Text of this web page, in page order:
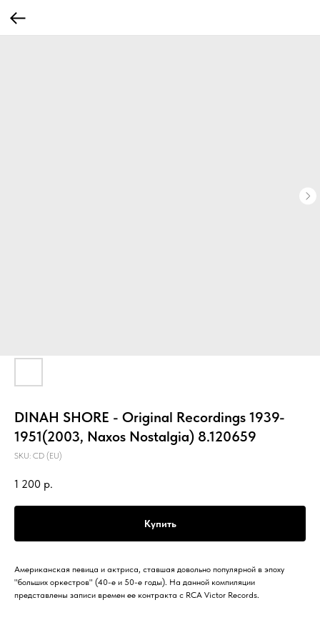
DINAH SHORE - Original Recordings 1939-
1951(2003, Naxos Nostalgia) 8.120659
SKU: CD (EU)
1 200 р.
Купить
Американская певица и актриса, ставшая довольно популярной в эпоху
"больших оркестров" (40-е и 50-е годы). На данной компиляции
представлены записи времен ее контракта с RCA Victor Records.